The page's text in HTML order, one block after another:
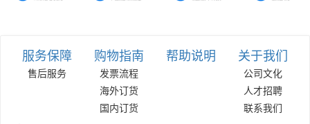
服务保障
售后服务
购物指南
发票流程
海外订货
国内订货
帮助说明 关于我们
公司文化
人才招聘
联系我们